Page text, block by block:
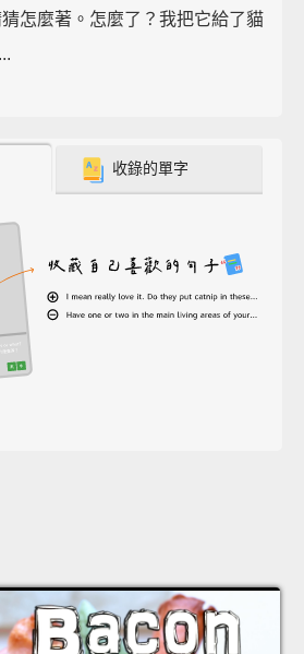
怎麼著。怎麼了？我把它給了貓
收錄的單字